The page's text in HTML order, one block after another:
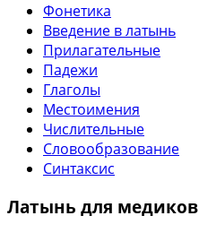
Фонетика
Введение в латынь
Прилагательные
Падежи
Глаголы
Местоимения
Числительные
Словообразование
Синтаксис
Латынь для медиков